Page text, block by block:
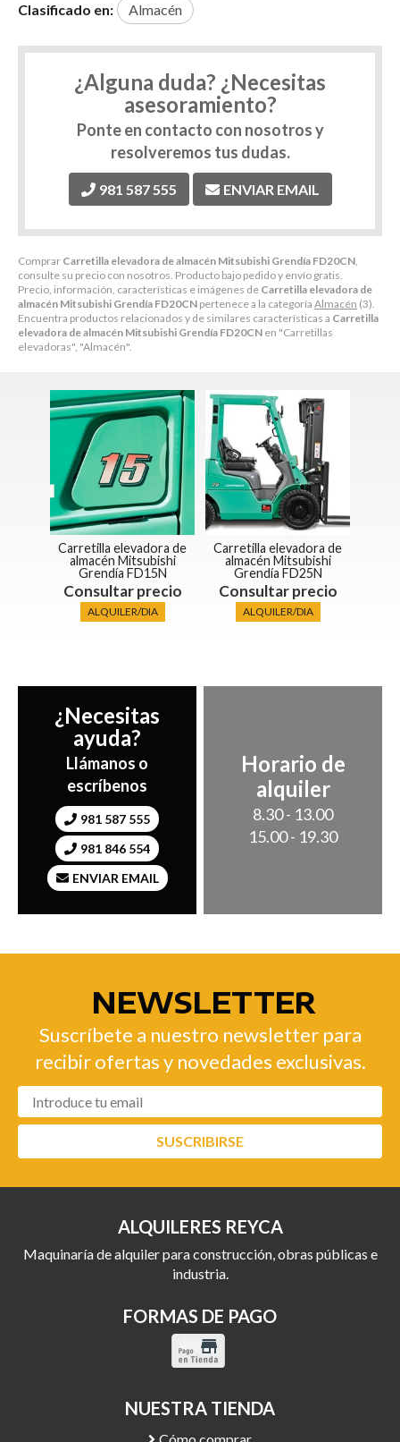
Comprar Carretilla elevadora de almacén Mitsubishi Grendía FD20CN,
consulte su precio con nosotros. Producto bajo pedido y envío gratis.
Precio, información, características e imágenes de Carretilla elevadora de
almacén Mitsubishi Grendía FD20CN pertenece a la categoría Almacén (3).
Encuentra productos relacionados y de similares características a Carretilla
elevadora de almacén Mitsubishi Grendía FD20CN en "Carretillas
elevadoras", "Almacén".
Clasificado en: Almacén
¿Alguna duda? ¿Necesitas
asesoramiento?
Ponte en contacto con nosotros y
resolveremos tus dudas.
981 587 555 ENVIAR EMAIL
Carretilla elevadora de
almacén Mitsubishi
Grendía FD15N
Consultar precio
Carretilla elevadora de
almacén Mitsubishi
Grendía FD25N
Consultar precio
¿Necesitas
ayuda?
Llámanos o
escríbenos
981 587 555
981 846 554
ENVIAR EMAIL
Horario de
alquiler
8.30 - 13.00
15.00 - 19.30
NEWSLETTER
Suscríbete a nuestro newsletter para
recibir ofertas y novedades exclusivas.
SUSCRIBIRSE
ALQUILERES REYCA
Maquinaría de alquiler para construcción, obras públicas e
industria.
FORMAS DE PAGO
NUESTRA TIENDA
Cómo comprar